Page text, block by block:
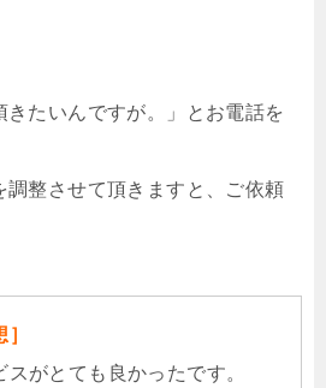
きたいんですが。」とお電話を
調整させて頂きますと、ご依頼
がとても良かったです。